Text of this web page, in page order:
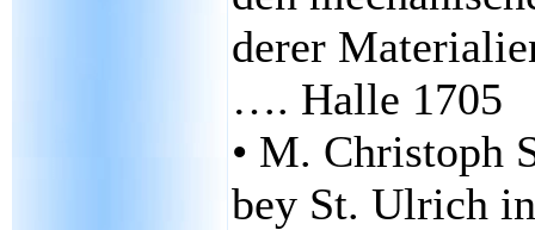
derer
…. Halle 1705
• M. Christoph
bey St. Ulrich